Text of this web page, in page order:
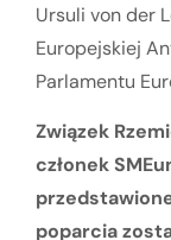
Ursuli von der
Europejskiej
Parlamentu
Związek
członek
poparcia